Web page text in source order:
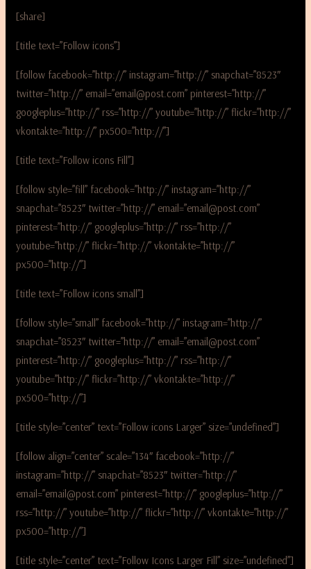
[share]
[title text=”Follow icons”]
[follow facebook=”http://” instagram=”http://” snapchat=”8523″
twitter=”http://” email=”email@post.com” pinterest=”http://”
googleplus=”http://” rss=”http://” youtube=”http://” flickr=”http://”
vkontakte=”http://” px500=”http://”]
[title text=”Follow icons Fill”]
[follow style=”fill” facebook=”http://” instagram=”http://”
snapchat=”8523″ twitter=”http://” email=”email@post.com”
pinterest=”http://” googleplus=”http://” rss=”http://”
youtube=”http://” flickr=”http://” vkontakte=”http://”
px500=”http://”]
[title text=”Follow icons small”]
[follow style=”small” facebook=”http://” instagram=”http://”
snapchat=”8523″ twitter=”http://” email=”email@post.com”
pinterest=”http://” googleplus=”http://” rss=”http://”
youtube=”http://” flickr=”http://” vkontakte=”http://”
px500=”http://”]
[title style=”center” text=”Follow icons Larger” size=”undefined”]
[follow align=”center” scale=”134″ facebook=”http://”
instagram=”http://” snapchat=”8523″ twitter=”http://”
email=”email@post.com” pinterest=”http://” googleplus=”http://”
rss=”http://” youtube=”http://” flickr=”http://” vkontakte=”http://”
px500=”http://”]
[title style=”center” text=”Follow Icons Larger Fill” size=”undefined”]